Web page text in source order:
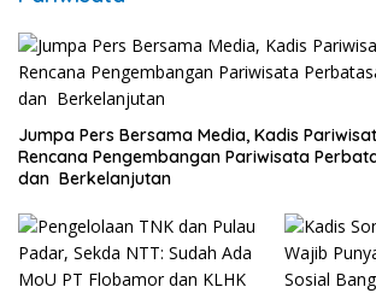
Jumpa Pers Bersama Media, Kadis
Rencana Pengembangan Pariwisata
dan Berkelanjutan